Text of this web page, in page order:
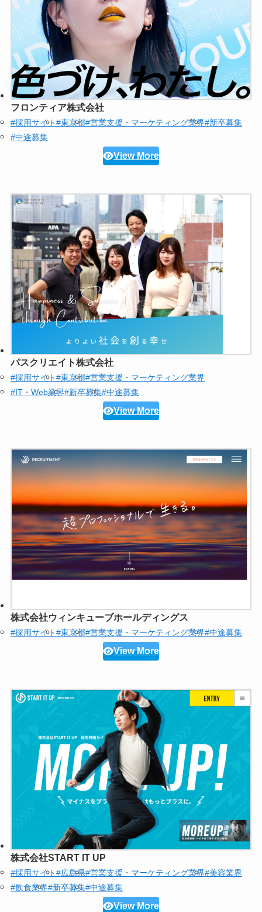
フロンティア株式会社
#採用サイト#東京都#営業支援・マーケティング業界#新卒募集
#中途募集
View More
パスクリエイト株式会社
#採用サイト#東京都#営業支援・マーケティング業界
#IT・Web業界#新卒募集#中途募集
View More
株式会社ウィンキューブホールディングス
#採用サイト#東京都#営業支援・マーケティング業界#中途募集
View More
株式会社START IT UP
#採用サイト#広島県#営業支援・マーケティング業界#美容業界
#飲食業界#新卒募集#中途募集
View More